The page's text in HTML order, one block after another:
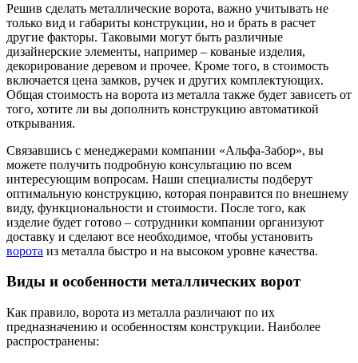
Решив сделать металлические ворота, важно учитывать не
только вид и габариты конструкции, но и брать в расчет
другие факторы. Таковыми могут быть различные
дизайнерские элементы, например – кованые изделия,
декорирование деревом и прочее. Кроме того, в стоимость
включается цена замков, ручек и других комплектующих.
Общая стоимость на ворота из металла также будет зависеть от
того, хотите ли вы дополнить конструкцию автоматикой
открывания.
Связавшись с менеджерами компании «Альфа-Забор», вы
можете получить подробную консультацию по всем
интересующим вопросам. Наши специалисты подберут
оптимальную конструкцию, которая понравится по внешнему
виду, функциональности и стоимости. После того, как
изделие будет готово – сотрудники компании организуют
доставку и сделают все необходимое, чтобы установить
ворота из металла быстро и на высоком уровне качества.
Виды и особенности металлических ворот
Как правило, ворота из металла различают по их
предназначению и особенностям конструкции. Наиболее
распространены: